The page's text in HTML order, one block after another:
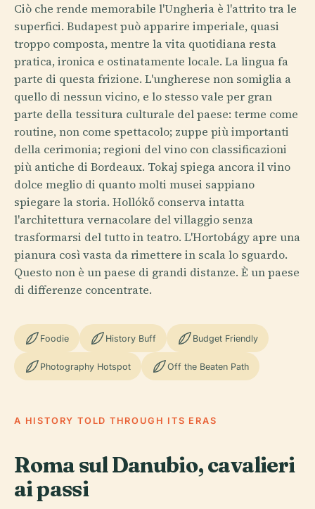
Ciò che rende memorabile l'Ungheria è l'attrito tra le
superfici. Budapest può apparire imperiale, quasi
troppo composta, mentre la vita quotidiana resta
pratica, ironica e ostinatamente locale. La lingua fa
parte di questa frizione. L'ungherese non somiglia a
quello di nessun vicino, e lo stesso vale per gran
parte della tessitura culturale del paese: terme come
routine, non come spettacolo; zuppe più importanti
della cerimonia; regioni del vino con classificazioni
più antiche di Bordeaux. Tokaj spiega ancora il vino
dolce meglio di quanto molti musei sappiano
spiegare la storia. Hollókő conserva intatta
l'architettura vernacolare del villaggio senza
trasformarsi del tutto in teatro. L'Hortobágy apre una
pianura così vasta da rimettere in scala lo sguardo.
Questo non è un paese di grandi distanze. È un paese
di differenze concentrate.
Foodie History Buff Budget Friendly
Photography Hotspot Off the Beaten Path
A HISTORY TOLD THROUGH ITS ERAS
Roma sul Danubio, cavalieri
ai passi